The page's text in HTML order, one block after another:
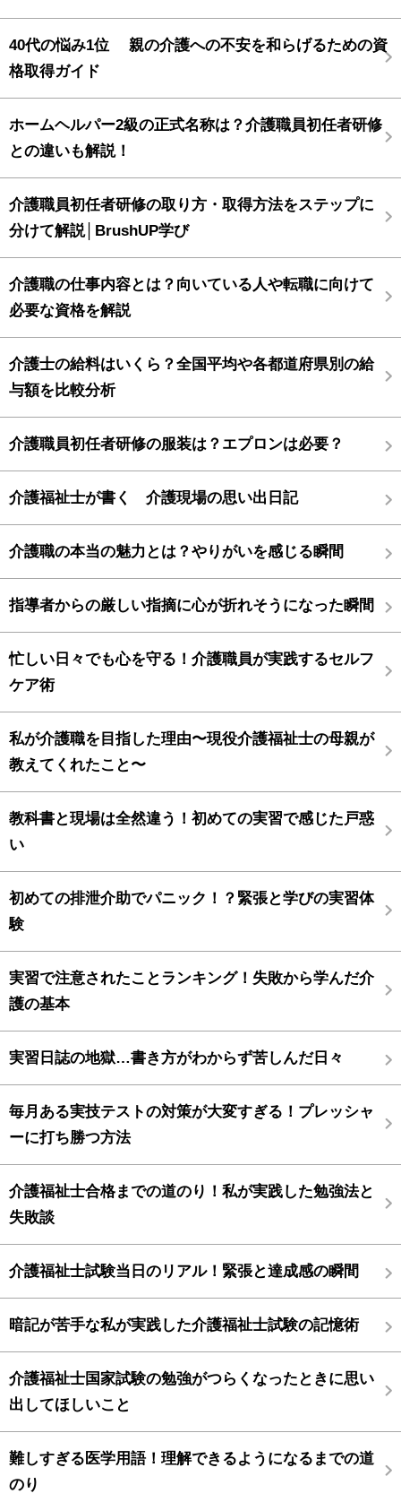
40代の悩み1位 親の介護への不安を和らげるための資
格取得ガイド
ホームヘルパー2級の正式名称は？介護職員初任者研修
との違いも解説！
介護職員初任者研修の取り方・取得方法をステップに
分けて解説│BrushUP学び
介護職の仕事内容とは？向いている人や転職に向けて
必要な資格を解説
介護士の給料はいくら？全国平均や各都道府県別の給
与額を比較分析
介護職員初任者研修の服装は？エプロンは必要？
介護福祉士が書く 介護現場の思い出日記
介護職の本当の魅力とは？やりがいを感じる瞬間
指導者からの厳しい指摘に心が折れそうになった瞬間
忙しい日々でも心を守る！介護職員が実践するセルフ
ケア術
私が介護職を目指した理由〜現役介護福祉士の母親が
教えてくれたこと〜
教科書と現場は全然違う！初めての実習で感じた戸惑
い
初めての排泄介助でパニック！？緊張と学びの実習体
験
実習で注意されたことランキング！失敗から学んだ介
護の基本
実習日誌の地獄…書き方がわからず苦しんだ日々
毎月ある実技テストの対策が大変すぎる！プレッシャ
ーに打ち勝つ方法
介護福祉士合格までの道のり！私が実践した勉強法と
失敗談
介護福祉士試験当日のリアル！緊張と達成感の瞬間
暗記が苦手な私が実践した介護福祉士試験の記憶術
介護福祉士国家試験の勉強がつらくなったときに思い
出してほしいこと
難しすぎる医学用語！理解できるようになるまでの道
のり